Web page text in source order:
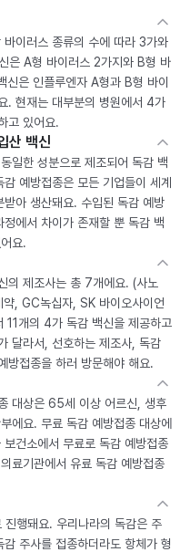
이러스 종류의 수에 따라 3가와
은 A형 바이러스 2가지와 B형 바
은 인플루엔자 A형과 B형 바이
. 현재는 대부분의 병원에서 4가
고 있어요.
산 백신
일한 성분으로 제조되어 독감 백
예방접종은 모든 기업들이 세계
받아 생산돼요. 수입된 독감 예방
에서 차이가 존재할 뿐 독감 백
요.
의 제조사는 총 7개에요. (사노
, GC녹십자, SK 바이오사이언
개의 4가 독감 백신을 제공하고
달라서, 선호하는 제조사, 독감
방접종을 하러 방문해야 해요.
대상은 65세 이상 어르신, 생후
에요. 무료 독감 예방접종 대상에
건소에서 무료로 독감 예방접종
료기관에서 유료 독감 예방접종
행돼요. 우리나라의 독감은 주
주사를 접종하더라도 항체가 형